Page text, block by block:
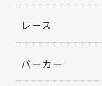
レース
パーカー